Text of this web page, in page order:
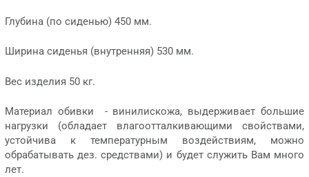
Глубина (по сиденью) 450 мм.
Ширина сиденья (внутренняя) 530 мм.
Вес изделия 50 кг.
Материал обивки - винилискожа, выдерживает большие
нагрузки (обладает влагоотталкивающими свойствами,
устойчива к температурным воздействиям, можно
обрабатывать дез. средствами) и будет служить Вам много
лет.